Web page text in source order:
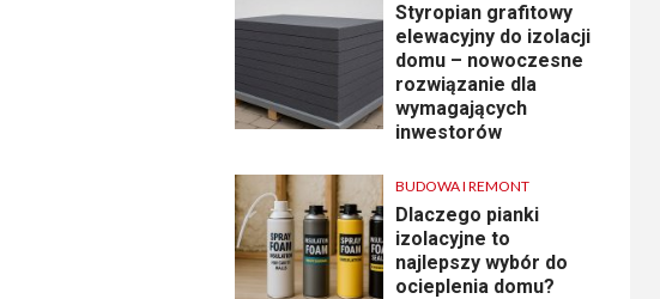
Styropian grafitowy
elewacyjny do izolacji
domu – nowoczesne
rozwiązanie dla
wymagających
inwestorów
BUDOWA I REMONT
Dlaczego pianki
izolacyjne to
najlepszy wybór do
ocieplenia domu?